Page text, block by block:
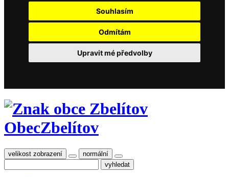
Souhlasím
Odmítám
Upravit mé předvolby
ObecZbelítov
velikost zobrazení normální